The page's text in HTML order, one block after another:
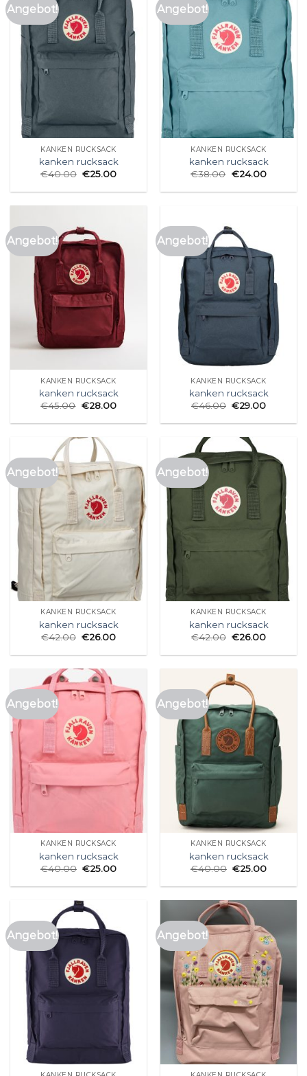
Angebot!
KANKEN RUCKSACK
kanken rucksack
€40.00 €25.00
Angebot!
KANKEN RUCKSACK
kanken rucksack
€38.00 €24.00
Angebot!
KANKEN RUCKSACK
kanken rucksack
€45.00 €28.00
Angebot!
KANKEN RUCKSACK
kanken rucksack
€46.00 €29.00
Angebot!
KANKEN RUCKSACK
kanken rucksack
€42.00 €26.00
Angebot!
KANKEN RUCKSACK
kanken rucksack
€42.00 €26.00
Angebot!
KANKEN RUCKSACK
kanken rucksack
€40.00 €25.00
Angebot!
KANKEN RUCKSACK
kanken rucksack
€40.00 €25.00
Angebot! Angebot!